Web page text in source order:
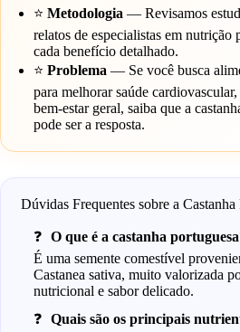
⭐Metodologia — Revisamos
relatos de especialistas em nutrição
cada benefício detalhado.
⭐Problema — Se você busca
para melhorar saúde
bem-estar geral, saiba que a
pode ser a resposta.
Dúvidas Frequentes sobre a Castanha
O que é a castanha
É uma semente comestível
Castanea sativa, muito valorizada
nutricional e sabor delicado.
Quais são os principais